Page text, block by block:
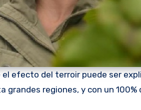
efecto del terroir puede ser
grandes regiones, y con un